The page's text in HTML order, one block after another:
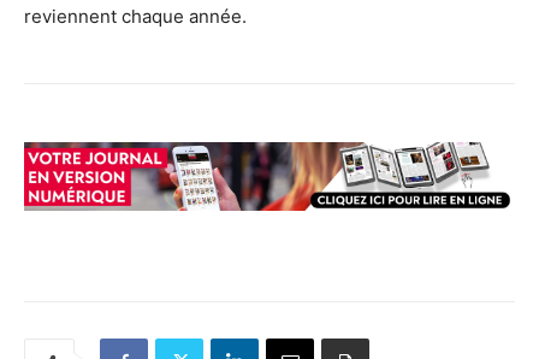
reviennent chaque année.